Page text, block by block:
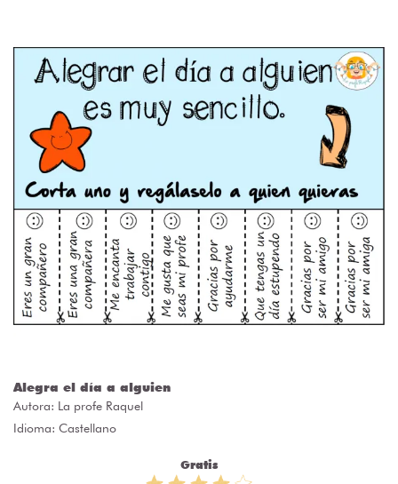
Alegra el día a alguien
Autora: La profe Raquel
Idioma: Castellano
Gratis